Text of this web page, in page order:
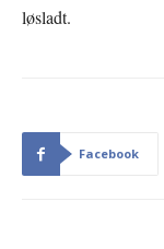
løsladt.
Facebook